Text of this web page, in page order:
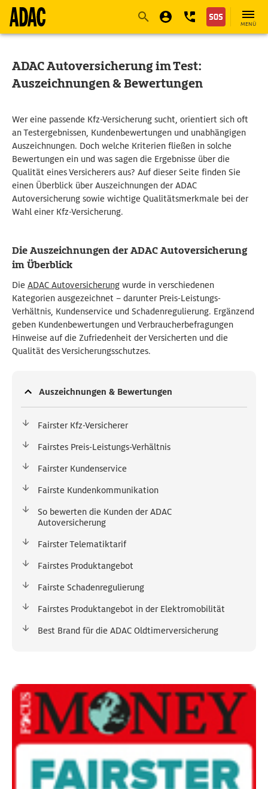
NavigationSuche
MENÜ
ADAC Autoversicherung im Test:
Auszeichnungen & Bewertungen
Wer eine passende Kfz-Versicherung sucht, orientiert sich oft
an Testergebnissen, Kundenbewertungen und unabhängigen
Auszeichnungen. Doch welche Kriterien fließen in solche
Bewertungen ein und was sagen die Ergebnisse über die
Qualität eines Versicherers aus? Auf dieser Seite finden Sie
einen Überblick über Auszeichnungen der ADAC
Autoversicherung sowie wichtige Qualitätsmerkmale bei der
Wahl einer Kfz-Versicherung.
Die Auszeichnungen der ADAC Autoversicherung
im Überblick
Die ADAC Autoversicherung wurde in verschiedenen
Kategorien ausgezeichnet – darunter Preis-Leistungs-
Verhältnis, Kundenservice und Schadenregulierung. Ergänzend
geben Kundenbewertungen und Verbraucherbefragungen
Hinweise auf die Zufriedenheit der Versicherten und die
Qualität des Versicherungsschutzes.
Auszeichnungen & Bewertungen
Fairster Kfz-Versicherer
Fairstes Preis-Leistungs-Verhältnis
Fairster Kundenservice
Fairste Kundenkommunikation
So bewerten die Kunden der ADAC
Autoversicherung
Fairster Telematiktarif
Fairstes Produktangebot
Fairste Schadenregulierung
Fairstes Produktangebot in der Elektromobilität
Best Brand für die ADAC Oldtimerversicherung